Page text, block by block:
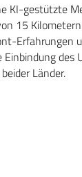
KI-gestützte
15
Erfahrungen
des
Länder.